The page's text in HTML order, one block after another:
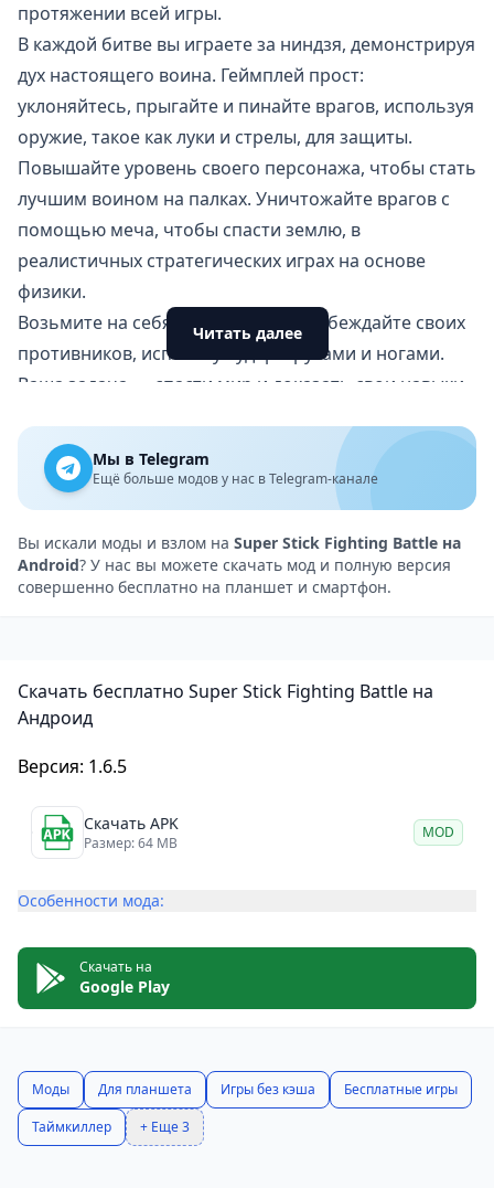
протяжении всей игры.
В каждой битве вы играете за ниндзя, демонстрируя
дух настоящего воина. Геймплей прост:
уклоняйтесь, прыгайте и пинайте врагов, используя
оружие, такое как луки и стрелы, для защиты.
Повышайте уровень своего персонажа, чтобы стать
лучшим воином на палках. Уничтожайте врагов с
помощью меча, чтобы спасти землю, в
реалистичных стратегических играх на основе
физики.
Возьмите на себя роль ниндзя и побеждайте своих
противников, используя удары руками и ногами.
Ваша задача — спасти мир и доказать свои навыки
Super Stick Fighting Battle
идеально подойдёт для
любителей казуальных файтингов с палками.
Управляйте своим персонажем, чтобы бегать,
прыгать и сражаться. Используйте различные луки,
стрелы и щиты, чтобы повысить свои способности
и стать лучшим воином с палкой. Доминируйте в
Battle на Android
Спасите мир, одержав победу в битве на палках.
Поражайте воображение невероятными боевыми
Удобное и интуитивно понятное управление в бою
на палках.
за вами.
Читать далее
Мы в Telegram
Ещё больше модов у нас в Telegram-канале
Вы искали моды и взлом на Super Stick Fighting Battle на
Android? У нас вы можете скачать мод и полную версия
совершенно бесплатно на планшет и смартфон.
Скачать бесплатно Super Stick Fighting Battle на
Андроид
Версия: 1.6.5
Скачать APK
Размер: 64 MB
MOD
Особенности мода:
Скачать на
Google Play
Моды Для планшета Игры без кэша
Бесплатные игры
Таймкиллер
+ Еще 3